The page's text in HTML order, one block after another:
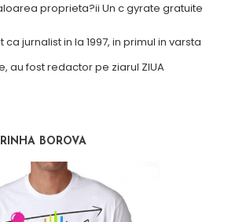
proprieta?ii Un c gyrate gratuite
ca jurnalist in la 1997, in primul in varsta
au fost redactor pe ziarul ZIUA
BOROVA